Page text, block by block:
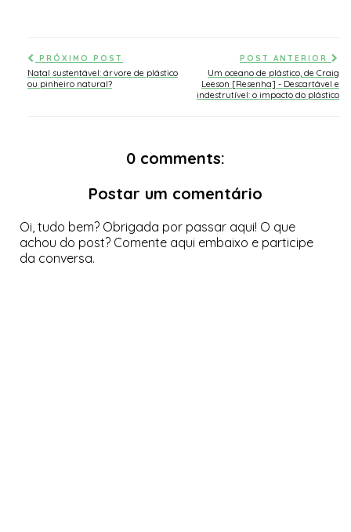
PRÓXIMO POST
Natal sustentável: árvore de plástico
ou pinheiro natural?
POST ANTERIOR
Um oceano de plástico, de Craig
Leeson [Resenha] - Descartável e
indestrutível: o impacto do plástico
0 comments:
Postar um comentário
Oi, tudo bem? Obrigada por passar aqui! O que
achou do post? Comente aqui embaixo e participe
da conversa.